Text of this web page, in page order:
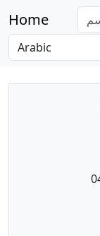
Home